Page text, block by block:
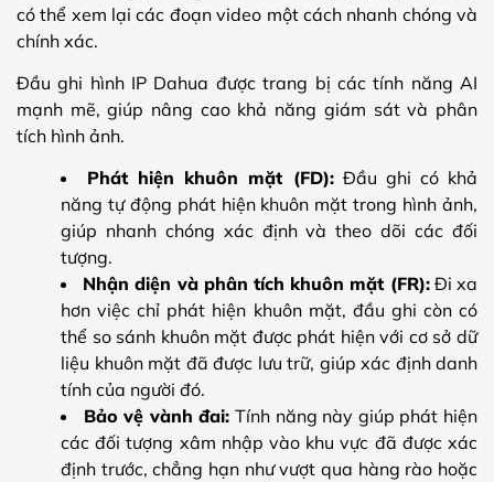
có thể xem lại các đoạn video một cách nhanh chóng và
chính xác.
Đầu ghi hình IP Dahua được trang bị các tính năng AI
mạnh mẽ, giúp nâng cao khả năng giám sát và phân
tích hình ảnh.
Phát hiện khuôn mặt (FD):Đầu ghi có khả
năng tự động phát hiện khuôn mặt trong hình ảnh,
giúp nhanh chóng xác định và theo dõi các đối
tượng.
Nhận diện và phân tích khuôn mặt (FR):Đi xa
hơn việc chỉ phát hiện khuôn mặt, đầu ghi còn có
thể so sánh khuôn mặt được phát hiện với cơ sở dữ
liệu khuôn mặt đã được lưu trữ, giúp xác định danh
tính của người đó.
Bảo vệ vành đai: Tính năng này giúp phát hiện
các đối tượng xâm nhập vào khu vực đã được xác
định trước, chẳng hạn như vượt qua hàng rào hoặc